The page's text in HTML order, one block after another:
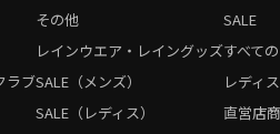
ラブ
その他
レインウエア・レイングッズ
SALE（メンズ）
SALE（レディス）
レディス
直営店
SALE
すべて